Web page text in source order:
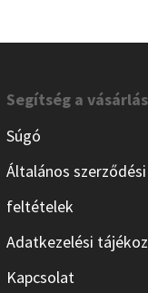
Segítség a
Súgó
Általános szerződési
feltételek
Adatkezelési
Kapcsolat